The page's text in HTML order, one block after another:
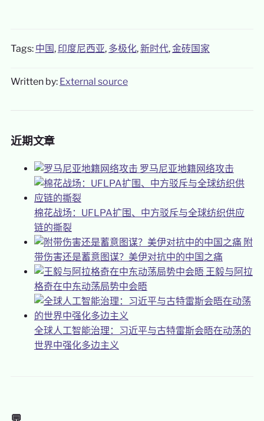
Tags: 中国, 印度尼西亚, 多极化,新时代,金砖国家
Written by: External source
近期文章
罗马尼亚地籍网络攻击
棉花战场：UFLPA扩围、中方驳斥与全球纺织供应
链的撕裂
附
带伤害还是蓄意图谋？美伊对抗中的中国之痛
王毅与阿拉
格奇在中东动荡局势中会晤
全球人工智能治理：习近平与古特雷斯会晤在动荡的
世界中强化多边主义